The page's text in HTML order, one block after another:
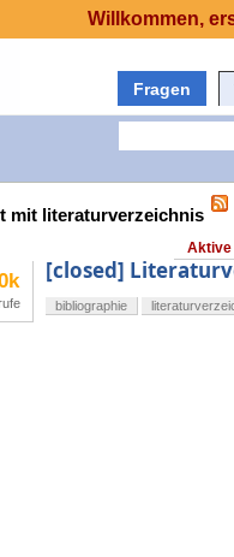
Fragen
mit literaturverzeichnis
Aktive
[closed]
bibliographie
Willkommen,